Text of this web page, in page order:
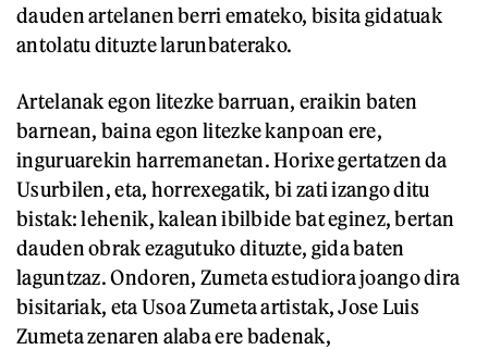
dauden artelanen berri emateko, bisita gidatuak
antolatu dituzte larunbaterako.
Artelanak egon litezke barruan, eraikin baten
barnean, baina egon litezke kanpoan ere,
inguruarekin harremanetan. Horixe gertatzen da
Usurbilen, eta, horrexegatik, bi zati izango ditu
bistak: lehenik, kalean ibilbide bat eginez, bertan
dauden obrak ezagutuko dituzte, gida baten
laguntzaz. Ondoren, Zumeta estudiora joango dira
bisitariak, eta Usoa Zumeta artistak, Jose Luis
Zumeta zenaren alaba ere badenak,